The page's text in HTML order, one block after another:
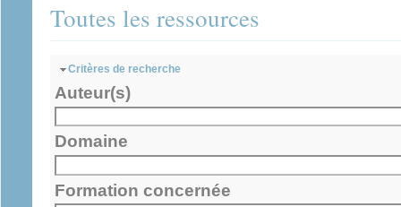
Toutes les ressources
Masquer
Critères de recherche
Auteur(s)
Domaine
Formation concernée